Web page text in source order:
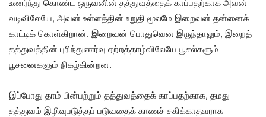
உணர்ந்து கொண்ட ஒருவனின் தத்துவத்தைக் காப்பதற்காக அவன்
வடிவிலேயே, அவன் உள்ளத்தின் உறுதி மூலமே இறைவன் தன்னைக்
காட்டிக் கொள்கிறான். இறைவன் பொதுவென இருந்தாலும், இறைத்
தத்துவத்தின் புரிந்துணர்வு ஏற்றத்தாழ்விலேயே பூசல்களும்
பூசனைகளும் நிகழ்கின்றன.
இப்போது தாம் பின்பற்றும் தத்துவத்தைக் காப்பதற்காக, தமது
தத்துவம் இழிவுபடுத்தப் படுவதைக் காணச் சகிக்காதவராக